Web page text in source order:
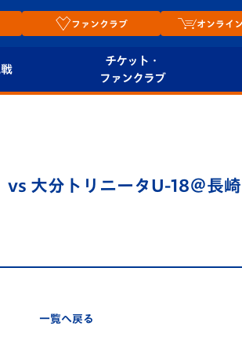
ファンクラブ オンライン
チケット・
ファンクラブ
プレイヤーズスイート
大分トリニータU-18＠長
一覧へ戻る